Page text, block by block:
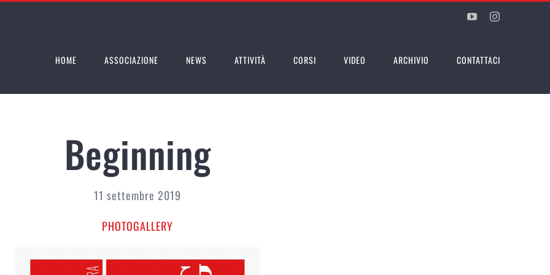
YouTubeInstagram
HOME ASSOCIAZIONE NEWS ATTIVITÀ CORSI VIDEO ARCHIVIO CONTATTACI
Beginning
11 settembre 2019
PHOTOGALLERY